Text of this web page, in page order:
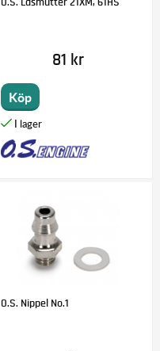
81 kr
Köp
O.S. Nippel No.1